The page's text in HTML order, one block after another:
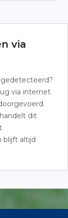
via
via internet.
dit
blijft altijd